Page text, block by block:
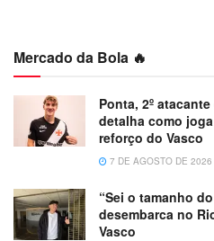
Mercado da Bola 🔥
Ponta, 2º
detalha como
reforço do Vasco
7 DE AGOSTO DE 2026
“Sei o tamanho
desembarca no
Vasco